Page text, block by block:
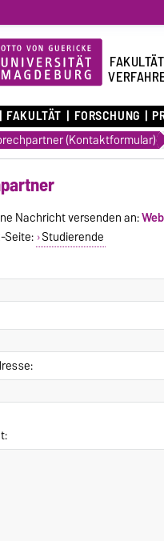
FAKULTÄT FORSCHUNG
(Kontaktformular)
Nachricht versenden an:
Seite: Studierende